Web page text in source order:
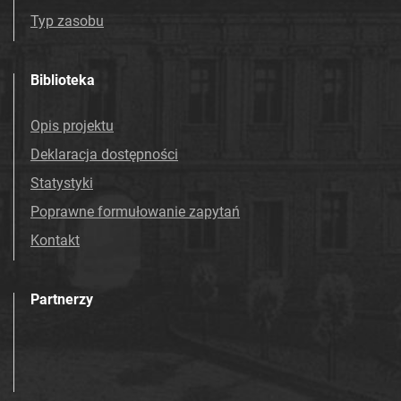
Mościcach. 1993
Mościcach. 1994
Azotowych Spółka Akcyjna w Tarnowie-
Mościcach. 1995
Tarnowskie Azoty : tygodnik Zakładów
Azotowych Spółka Akcyjna w Tarnowie-
Tarnowskie Azoty : tygodnik. 1997
Tarnowskie Azoty : tygodnik. 1999
Typ zasobu
Biblioteka
Opis projektu
Deklaracja dostępności
Statystyki
Poprawne formułowanie zapytań
Kontakt
Partnerzy